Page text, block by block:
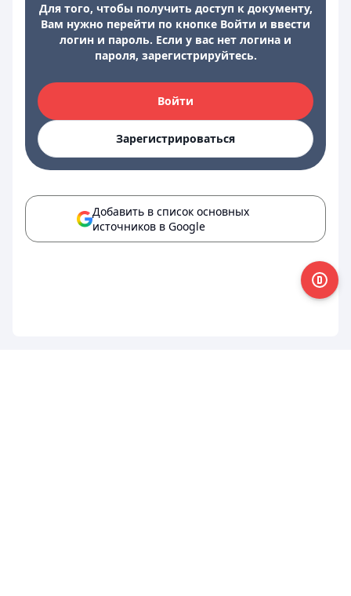
Для того, чтобы получить доступ к документу,
Вам нужно перейти по кнопке Войти и ввести
логин и пароль. Если у вас нет логина и
пароля, зарегистрируйтесь.
Войти
Зарегистрироваться
Добавить в список основных
источников в Google